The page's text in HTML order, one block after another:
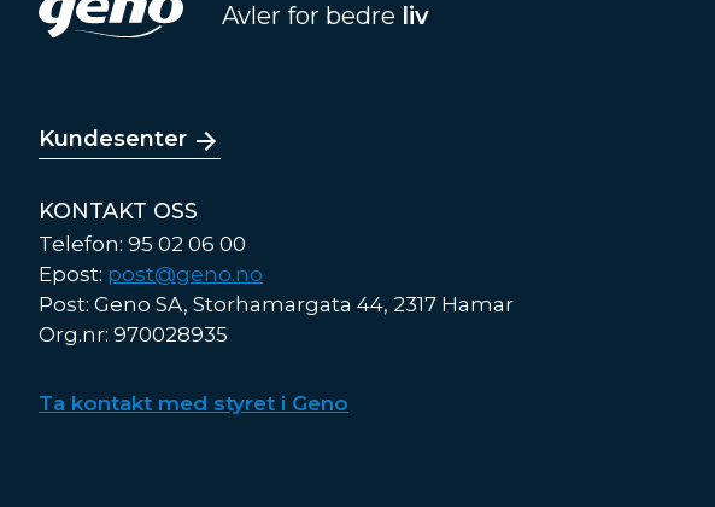
Avler for bedre liv
Kundesenter
KONTAKT OSS
Telefon: 95 02 06 00
Epost: post@geno.no
Post: Geno SA, Storhamargata 44, 2317 Hamar
Org.nr: 970028935
Ta kontakt med styret i Geno